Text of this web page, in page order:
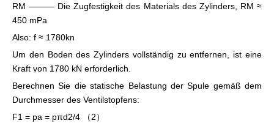
RM ——— Die Zugfestigkeit des Materials des Zylinders, RM ≈
450 mPa
Also: f ≈ 1780kn
Um den Boden des Zylinders vollständig zu entfernen, ist eine
Kraft von 1780 kN erforderlich.
Berechnen Sie die statische Belastung der Spule gemäß dem
Durchmesser des Ventilstopfens:
F1 = pa = pπd2/4 （2）